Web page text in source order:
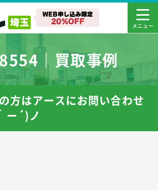
｜買取事例
方はアースにお問い合わせ
ー´)ノ